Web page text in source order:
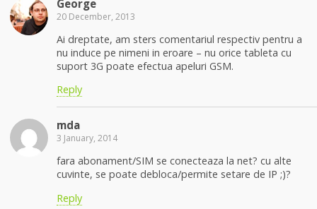
George
20 December, 2013
Ai dreptate, am sters comentariul respectiv pentru a
nu induce pe nimeni in eroare – nu orice tableta cu
suport 3G poate efectua apeluri GSM.
Reply
mda
3 January, 2014
fara abonament/SIM se conecteaza la net? cu alte
cuvinte, se poate debloca/permite setare de IP ;)?
Reply